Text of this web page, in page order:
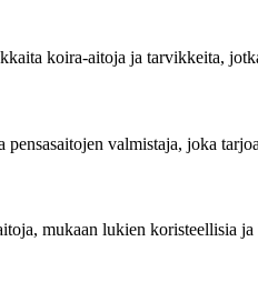
koira-aitoja ja tarvikkeita,
valmistaja, joka
mukaan lukien koristeellisia